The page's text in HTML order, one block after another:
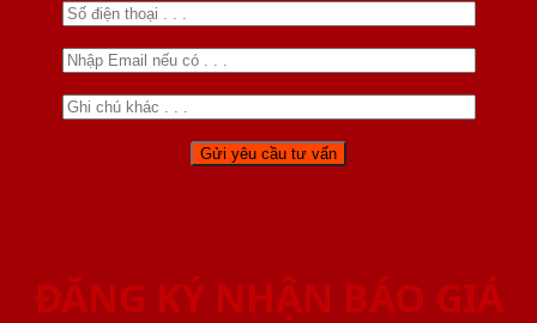
ĐĂNG KÝ NHẬN BÁO GIÁ